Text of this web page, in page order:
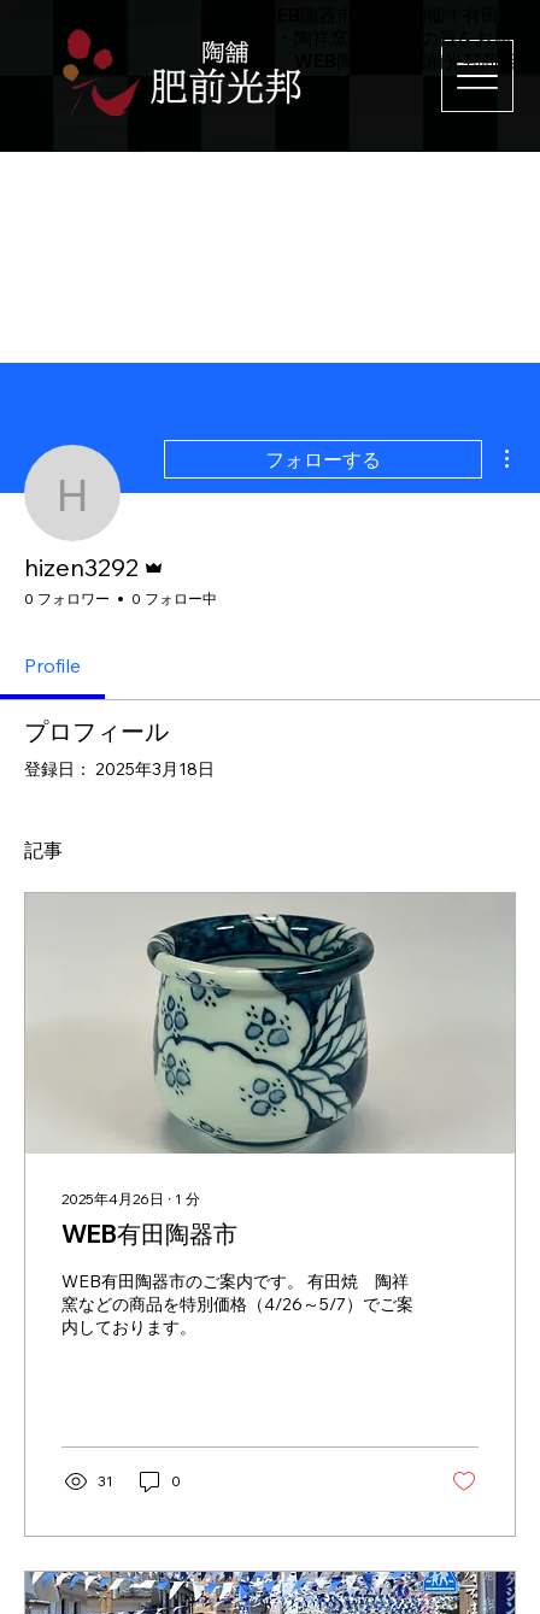
焼・陶祥窯など全国の器をお届
け。WEB陶器市の肥前光邦商店
hizen3292
フォローする
hizen3292
0 フォロワー 0 フォロー中
Profile
プロフィール
登録日： 2025年3月18日
記事
2025年4月26日 ∙ 1 分
WEB有田陶器市
WEB有田陶器市のご案内です。 有田焼 陶祥
窯などの商品を特別価格（4/26～5/7）でご案
内しております。
31 0